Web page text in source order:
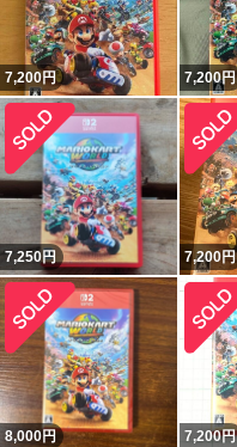
7,200円 7,200円
7,250円 7,200円
8,000円 7,200円